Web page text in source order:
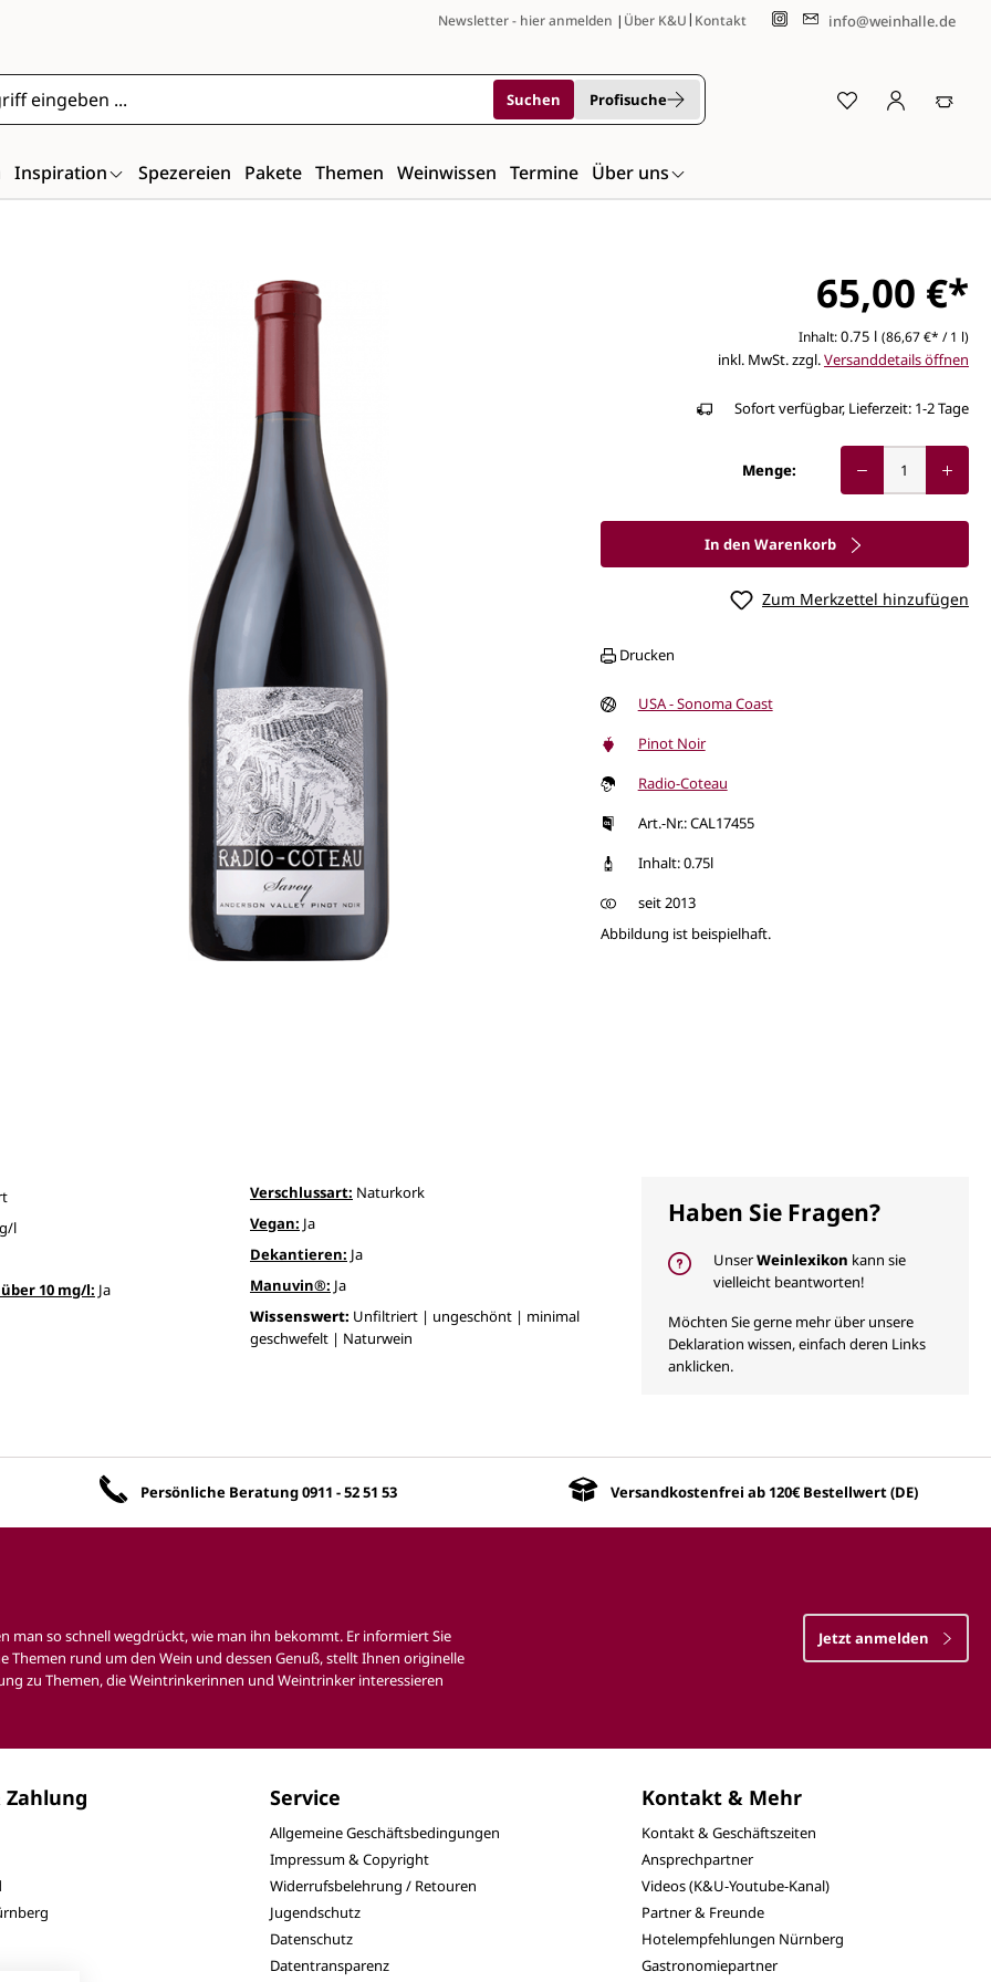
Newsletter - hier anmelden | Über K&U| Kontakt info@weinhalle.de
Suchen Profisuche
Inspiration Spezereien Pakete Themen Weinwissen Termine Über uns
65,00 €*
Inhalt:0.75 l (86,67 €* / 1 l)
inkl. MwSt. zzgl.Versanddetails öffnen
Sofort verfügbar, Lieferzeit: 1-2 Tage
Menge:
In den Warenkorb
Zum Merkzettel hinzufügen
Drucken
USA - Sonoma Coast
Pinot Noir
Radio-Coteau
Art.-Nr.: CAL17455
Inhalt: 0.75l
seit 2013
Abbildung ist beispielhaft.
l
10 mg/l: Ja
Verschlussart: Naturkork
Vegan: Ja
Dekantieren: Ja
Manuvin®: Ja
Wissenswert: Unfiltriert | ungeschönt | minimal
geschwefelt | Naturwein
Haben Sie Fragen?
UnserWeinlexikon kann sie
vielleicht beantworten!
Möchten Sie gerne mehr über unsere
Deklaration wissen, einfach deren Links
anklicken.
Unsere Vorteile
Persönliche Beratung0911 - 52 51 53 Versandkostenfrei ab 120€ Bestellwert (DE)
man so schnell wegdrückt, wie man ihn bekommt. Er informiert Sie
rund um den Wein und dessen Genuß, stellt Ihnen originelle
zu Themen, die Weintrinkerinnen und Weintrinker interessieren
Jetzt anmelden
Zahlung Service
Allgemeine Geschäftsbedingungen
Impressum & Copyright
Widerrufsbelehrung / Retouren
Jugendschutz
Datenschutz
Datentransparenz
Kontakt & Mehr
Kontakt & Geschäftszeiten
Ansprechpartner
Videos (K&U-Youtube-Kanal)
Partner & Freunde
Hotelempfehlungen Nürnberg
Gastronomiepartner